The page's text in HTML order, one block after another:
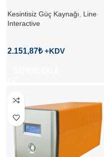
Kesintisiz Güç Kaynağı
Line
Interactive
2.151,87₺